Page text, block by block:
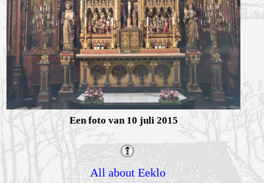
Een foto van 10 juli 2015
All about Eeklo